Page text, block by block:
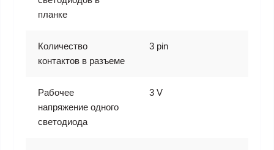
планке
Количество
контактов в разъеме
3 pin
Рабочее
напряжение одного
светодиода
3 V